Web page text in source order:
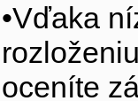
•Vďaka
oceníte